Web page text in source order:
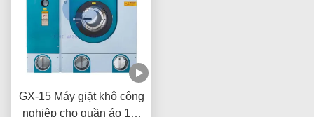
GX-15 Máy giặt khô công
nghiệp cho quần áo 13-